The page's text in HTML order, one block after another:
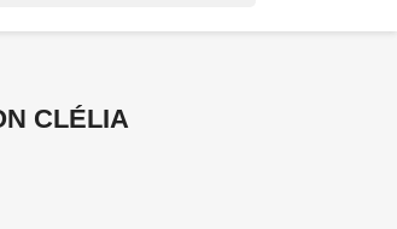
CLÉLIA